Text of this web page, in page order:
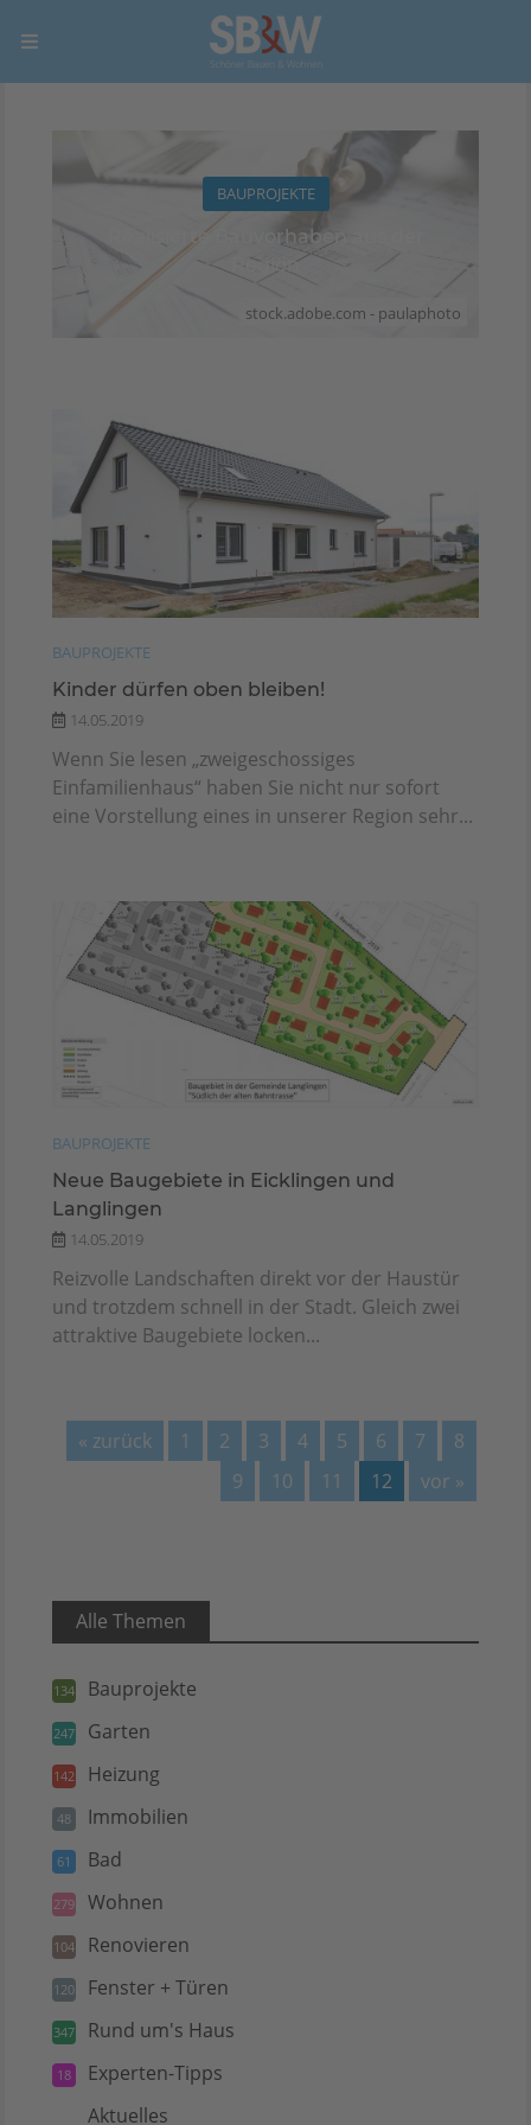
stock.adobe.com - paulaphoto
BAUPROJEKTE
Realisierte Bauvorhaben aus der
Region
BAUPROJEKTE
Kinder dürfen oben bleiben!
14.05.2019
Wenn Sie lesen „zweigeschossiges
Einfamilienhaus“ haben Sie nicht nur sofort
eine Vorstellung eines in unserer Region sehr...
BAUPROJEKTE
Neue Baugebiete in Eicklingen und
Langlingen
14.05.2019
Reizvolle Landschaften direkt vor der Haustür
und trotzdem schnell in der Stadt. Gleich zwei
attraktive Baugebiete locken...
« zurück 1 2 3 4 5 6 7
8
9
10 11 12 vor »
Alle Themen
134 Bauprojekte
247 Garten
142 Heizung
48 Immobilien
61 Bad
279 Wohnen
104 Renovieren
120 Fenster + Türen
347 Rund um's Haus
18 Experten-Tipps
Aktuelles